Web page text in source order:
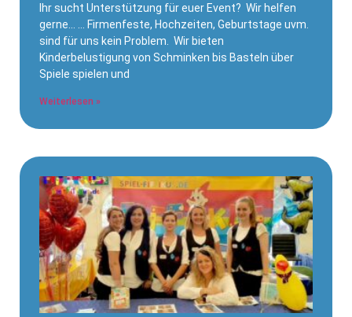
Ihr sucht Unterstützung für euer Event? Wir helfen
gerne… … Firmenfeste, Hochzeiten, Geburtstage uvm.
sind für uns kein Problem. Wir bieten
Kinderbelustigung von Schminken bis Basteln über
Spiele spielen und
Weiterlesen »